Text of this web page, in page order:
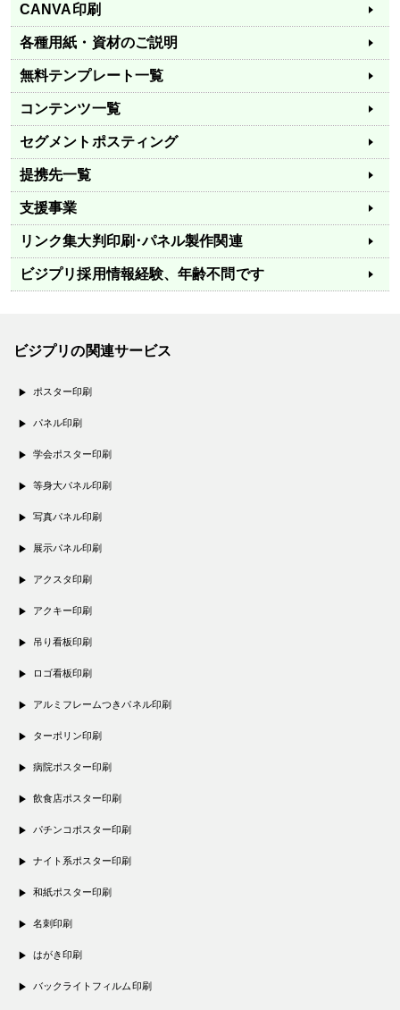
CANVA印刷
各種用紙・資材のご説明
無料テンプレート一覧
コンテンツ一覧
セグメントポスティング
提携先一覧
支援事業
リンク集大判印刷･パネル製作関連
ビジプリ採用情報経験、年齢不問です
ビジプリの関連サービス
ポスター印刷
パネル印刷
学会ポスター印刷
等身大パネル印刷
写真パネル印刷
展示パネル印刷
アクスタ印刷
アクキー印刷
吊り看板印刷
ロゴ看板印刷
アルミフレームつきパネル印刷
ターポリン印刷
病院ポスター印刷
飲食店ポスター印刷
パチンコポスター印刷
ナイト系ポスター印刷
和紙ポスター印刷
名刺印刷
はがき印刷
バックライトフィルム印刷